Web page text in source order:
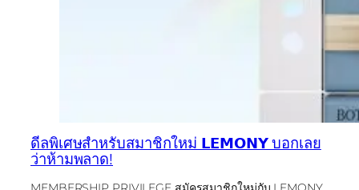
ดีลพิเศษสำหรับสมาชิกใหม่ 𝗟𝗘𝗠𝗢𝗡𝗬 บอกเลย
ว่าห้ามพลาด!